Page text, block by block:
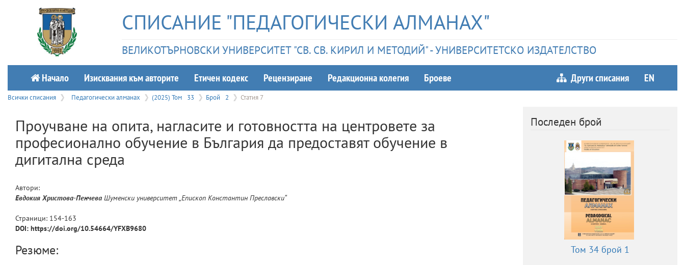
СПИСАНИЕ "ПЕДАГОГИЧЕСКИ АЛМАНАХ"
ВЕЛИКОТЪРНОВСКИ УНИВЕРСИТЕТ "СВ. СВ. КИРИЛ И МЕТОДИЙ" - УНИВЕРСИТЕТСКО ИЗДАТЕЛСТВО
Начало Изисквания към авторите Етичeн кодекс Рецензиране Редакционна колегия Броеве Други списания EN
Всички списания Педагогически алманах (2025) Том 33 Брой 2 Статия 7
Проучване на опита, нагласите и готовността на центровете за
професионално обучение в България да предоставят обучение в
дигитална среда
Автори:
Евдокия Христова-Пенчева Шуменски университет „Епископ Константин Преславски“
Страници: 154-163
DOI: https://doi.org/10.54664/YFXB9680
Резюме:
Последен брой
Том 34 брой 1